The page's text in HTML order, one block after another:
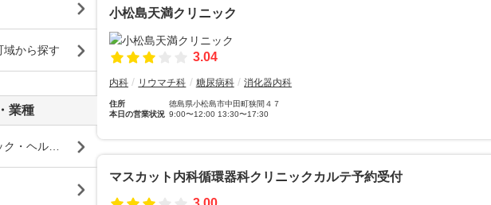
小松島天満クリニック
3.04
内科 リウマチ科 糖尿病科 消化器内科
住所
徳島県小松島市中田町狭間４７
本日の営業状況 9:00〜12:00 13:30〜17:30
マスカット内科循環器科クリニックカルテ予約受付
域から探す
業種
ク・ヘルスケア